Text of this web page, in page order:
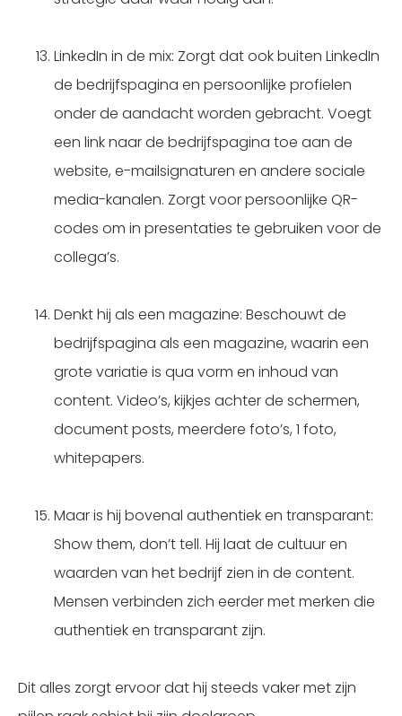
LinkedIn in de mix: Zorgt dat ook buiten LinkedIn
de bedrijfspagina en persoonlijke profielen
onder de aandacht worden gebracht. Voegt
een link naar de bedrijfspagina toe aan de
website, e-mailsignaturen en andere sociale
media-kanalen. Zorgt voor persoonlijke QR-
codes om in presentaties te gebruiken voor de
collega’s.
Denkt hij als een magazine: Beschouwt de
bedrijfspagina als een magazine, waarin een
grote variatie is qua vorm en inhoud van
content. Video’s, kijkjes achter de schermen,
document posts, meerdere foto’s, 1 foto,
whitepapers.
Maar is hij bovenal authentiek en transparant:
Show them, don’t tell. Hij laat de cultuur en
waarden van het bedrijf zien in de content.
Mensen verbinden zich eerder met merken die
authentiek en transparant zijn.
Dit alles zorgt ervoor dat hij steeds vaker met zijn